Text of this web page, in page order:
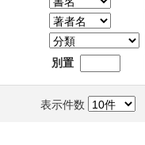
別置
表示件数